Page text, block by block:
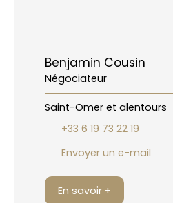
Benjamin Cousin
Négociateur
Saint-Omer et alentours
+33 6 19 73 22 19
Envoyer un e-mail
En savoir +